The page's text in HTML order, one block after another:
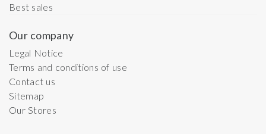
Best sales
Our company
Legal Notice
Terms and conditions of use
Contact us
Sitemap
Our Stores